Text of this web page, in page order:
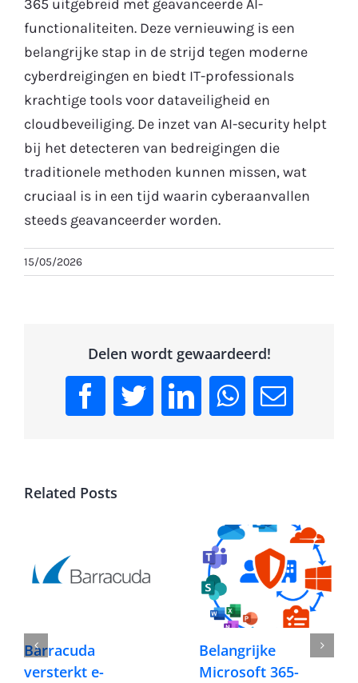
Gratis Proefperiode
365 uitgebreid met geavanceerde AI-
functionaliteiten. Deze vernieuwing is een
belangrijke stap in de strijd tegen moderne
cyberdreigingen en biedt IT-professionals
krachtige tools voor dataveiligheid en
cloudbeveiliging. De inzet van AI-security helpt
bij het detecteren van bedreigingen die
traditionele methoden kunnen missen, wat
cruciaal is in een tijd waarin cyberaanvallen
steeds geavanceerder worden.
15/05/2026
Delen wordt gewaardeerd!
Facebook
TwitterLinkedInWhatsApp
Email
Related Posts
Barracuda
versterkt e-
Belangrijke
Microsoft 365-